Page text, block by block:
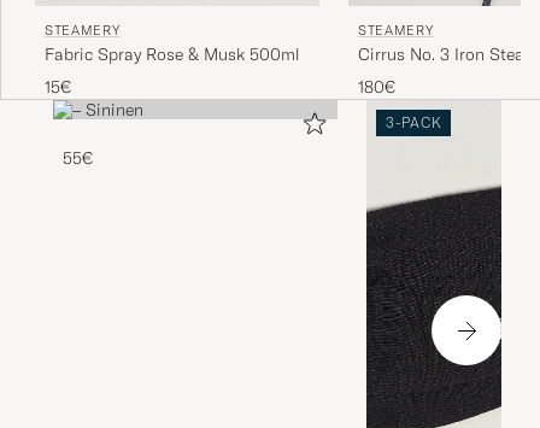
STEAMERY
Fabric Spray Rose & Musk 500ml
15€
STEAMERY
Cirrus No. 3 Iron
Charcoal
180€
55€
3-PACK